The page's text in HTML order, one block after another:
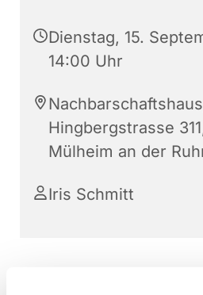
Dienstag, 15.
14:00 Uhr
Hingbergstrasse
Mülheim an der
Iris Schmitt
Jeden 3. Dienstag im